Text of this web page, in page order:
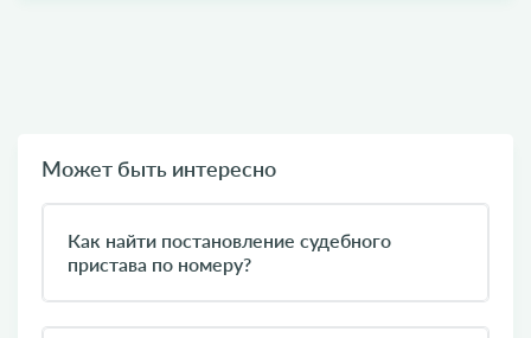
Может быть интересно
Как найти постановление судебного
пристава по номеру?